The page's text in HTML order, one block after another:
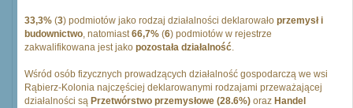
33,3% (3) podmiotów jako rodzaj działalności deklarowało przemysł i
budownictwo, natomiast66,7% (6) podmiotów w rejestrze
zakwalifikowana jest jako pozostała działalność.
Wśród osób fizycznych prowadzących działalność gospodarczą we wsi
Rąbierz-Kolonia najczęściej deklarowanymi rodzajami przeważającej
działalności są Przetwórstwo przemysłowe (28.6%) oraz Handel